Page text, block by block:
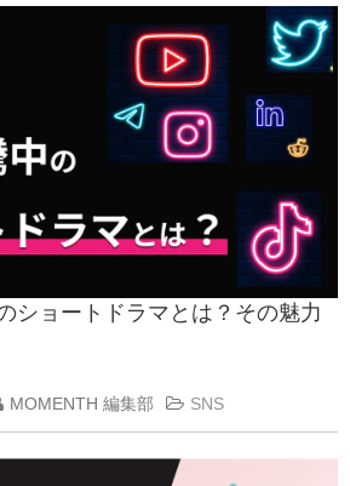
ショートドラマとは？その魅力
MOMENTH 編集部 SNS